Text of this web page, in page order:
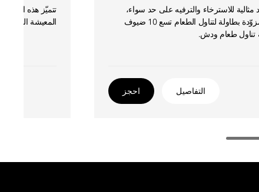
للاسترخاء والترفيه على حد سواء،
حيث تحتوي على مطبخ صغير وغرفة معيشة مزوّدة بطاولة لتناول الطعام تسع 10 ضيوف
طعام ودش.
التفاصيل احجز
تتميّز هذه
المعيشة